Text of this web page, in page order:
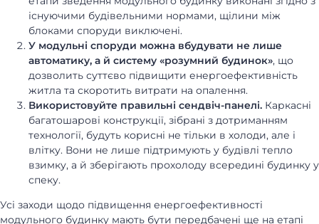
існуючими будівельними нормами, щілини між
блоками споруди виключені.
У модульні споруди можна вбудувати не лише
автоматику, а й систему «розумний будинок», що
дозволить суттєво підвищити енергоефективність
житла та скоротить витрати на опалення.
Використовуйте правильні сендвіч-панелі. Каркасні
багатошарові конструкції, зібрані з дотриманням
технології, будуть корисні не тільки в холоди, але і
влітку. Вони не лише підтримують у будівлі тепло
взимку, а й зберігають прохолоду всередині будинку у
спеку.
Усі заходи щодо підвищення енергоефективності
модульного будинку мають бути передбачені ще на етапі